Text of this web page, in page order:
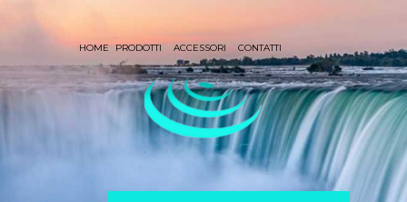
HOME PRODOTTI ACCESSORI CONTATTI